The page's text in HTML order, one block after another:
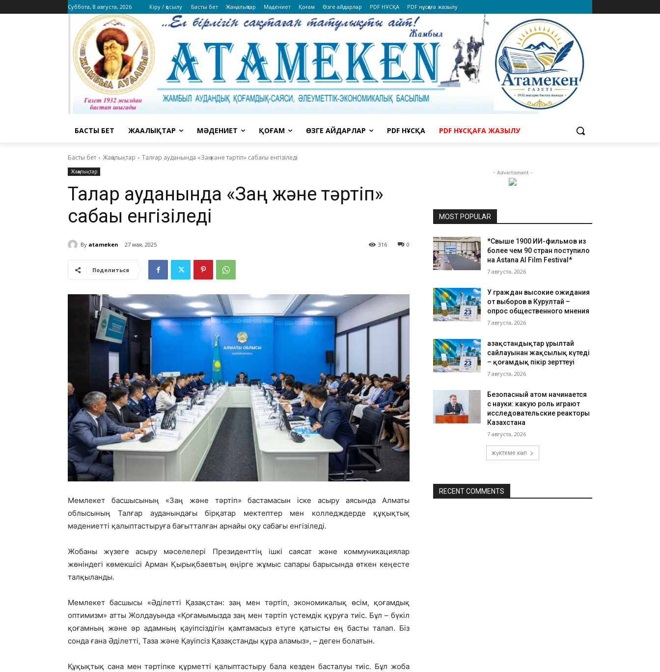
Суббота, 8 августа, 2026 Кіру / қосылу Басты бет Жаңалықтар Мәдениет Қоғам Өзге айдарлар PDF НҰСҚА PDF нұсқаға жазылу
БАСТЫ БЕТ ЖАҢАЛЫҚТАР МӘДЕНИЕТ ҚОҒАМ ӨЗГЕ АЙДАРЛАР PDF НҰСҚА PDF НҰСҚАҒА ЖАЗЫЛУ
Басты бет Жаңалықтар Талғар ауданында «Заң және тәртіп» сабағы енгізіледі
Жаңалықтар
Талғар ауданында «Заң және тәртіп»
сабағы енгізіледі
By atameken 27 мая, 2025 0
316
Поделиться
Мемлекет басшысының «Заң және тәртіп» бастамасын іске асыру аясында Алматы
облысының Талғар ауданындағы бірқатар мектептер мен колледждерде құқықтық
мәдениетті қалыптастыруға бағытталған арнайы оқу сабағы енгізіледі.
Жобаны жүзеге асыру мәселелері Президенттің ішкі саясат және коммуникациялар
жөніндегі көмекшісі Арман Қырықбаевтың өңірге жұмыс сапары барысында өткен кеңесте
талқыланды.
Мемлекет басшысы «Әділетті Қазақстан: заң мен тәртіп, экономикалық өсім, қоғамдық
оптимизм» атты Жолдауында «Қоғамымызда заң мен тәртіп үстемдік құруға тиіс. Бұл – бүкіл
қоғамның және әр адамның қауіпсіздігін қамтамасыз етуге қатысты ең басты талап. Біз
сонда ғана Әділетті, Таза және Қауіпсіз Қазақстанды құра аламыз», – деген болатын.
Құқықтық сана мен тәртіпке құрметті қалыптастыру бала кезден басталуы тиіс. Бұл жоба
- Advertisment -
MOST POPULAR
*Свыше 1900 ИИ-фильмов из
более чем 90 стран поступило
на Astana AI Film Festival*
7 августа, 2026
У граждан высокие ожидания
от выборов в Курултай –
опрос общественного мнения
7 августа, 2026
Қазақстандықтар Құрылтай
сайлауынан жақсылық күтеді
– қоғамдық пікір зерттеуі
7 августа, 2026
Безопасный атом начинается
с науки: какую роль играют
исследовательские реакторы
Казахстана
7 августа, 2026
жүктеме көп
RECENT COMMENTS